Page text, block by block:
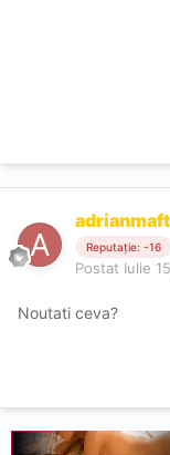
Reputație: -16
Postat Iulie
Noutati ceva?